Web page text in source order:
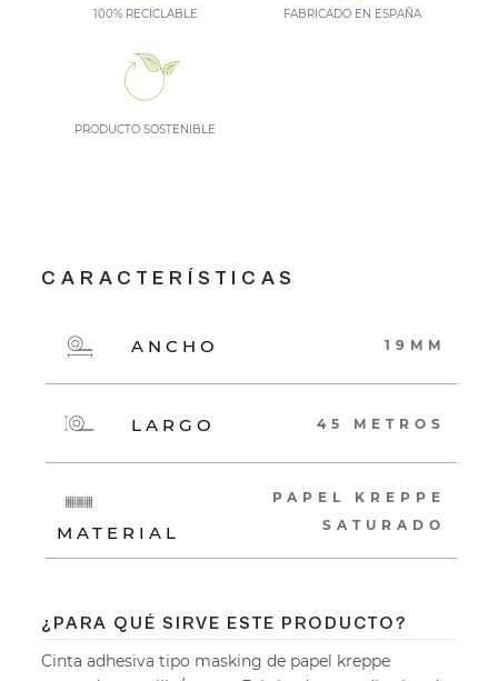
100% RECICLABLE FABRICADO EN ESPAÑA
PRODUCTO SOSTENIBLE
CARACTERÍSTICAS
ANCHO 19MM
LARGO 45 METROS
MATERIAL
PAPEL KREPPE
SATURADO
¿PARA QUÉ SIRVE ESTE PRODUCTO?
Cinta adhesiva tipo masking de papel kreppe